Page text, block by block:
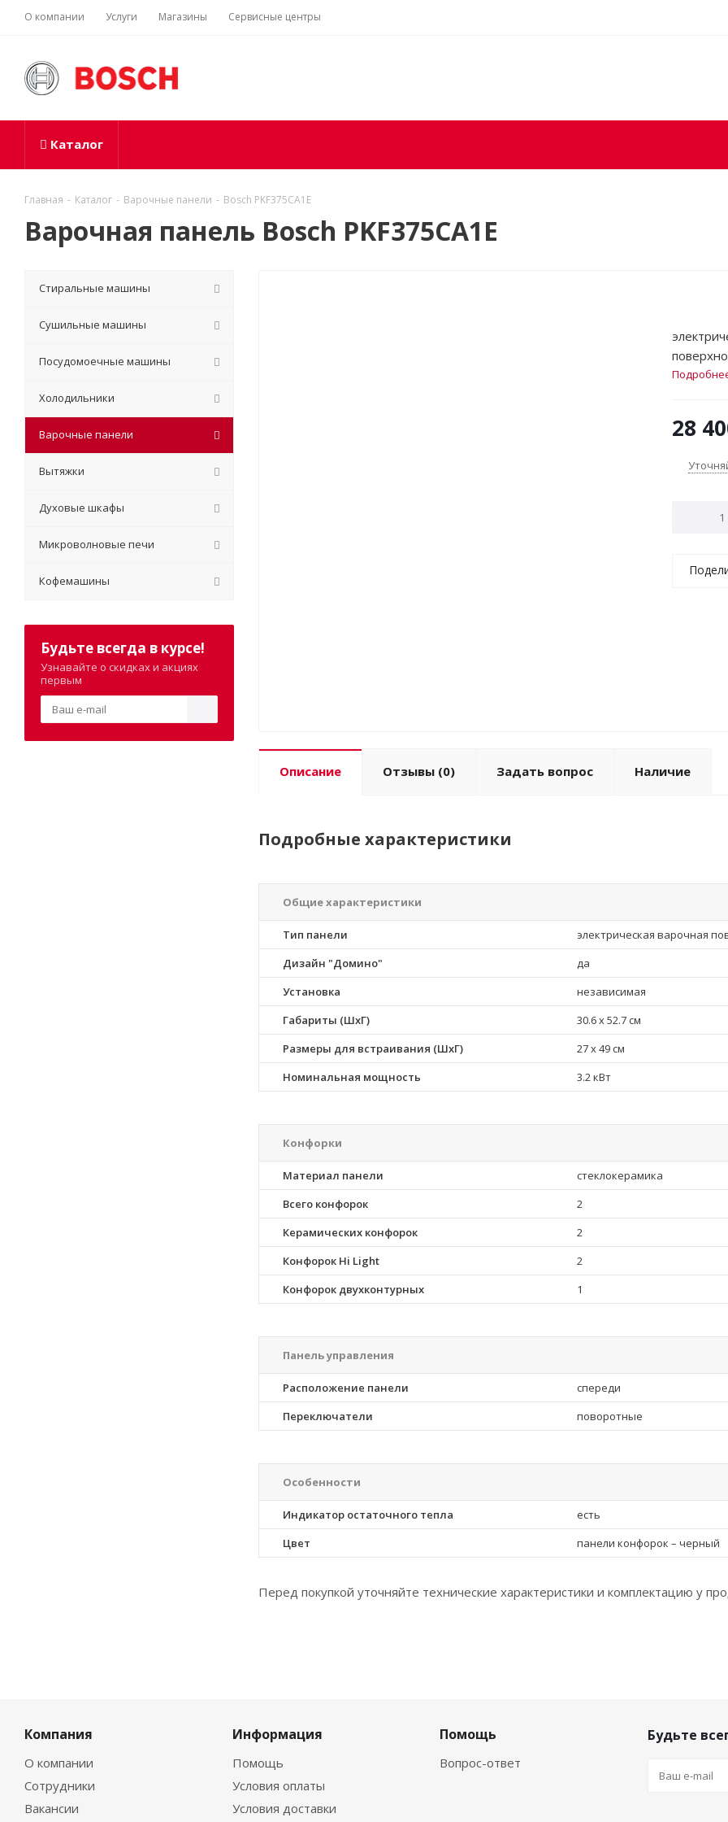
О компании Услуги Магазины Сервисные центры
Каталог
Главная - Каталог - Варочные панели - Bosch PKF375CA1E
Варочная панель Bosch PKF375CA1E
28
Описание Отзывы (0) Задать вопрос Наличие
Подробные характеристики
Общие характеристики
Тип панели
электрическая варочная
Дизайн "Домино"
да
Установка
независимая
Габариты (ШхГ)
30.6 x 52.7 см
Размеры для встраивания (ШхГ)
27 x 49 см
Номинальная мощность
3.2 кВт
Конфорки
Материал панели
стеклокерамика
Всего конфорок
2
Керамических конфорок
2
Конфорок Hi Light
2
Конфорок двухконтурных
1
Панель управления
Расположение панели
спереди
Переключатели
поворотные
Особенности
Индикатор остаточного тепла
есть
Цвет
панели конфорок – черный
Перед покупкой уточняйте технические характеристики и комплектацию у
Стиральные машины
Сушильные машины
Посудомоечные машины
Холодильники
Варочные панели
Вытяжки
Духовые шкафы
Микроволновые печи
Кофемашины
Будьте всегда в курсе!
Узнавайте о скидках и акциях
первым
Компания
О компании
Сотрудники
Вакансии
Информация
Помощь
Условия оплаты
Условия доставки
Помощь
Вопрос-ответ
Будьте